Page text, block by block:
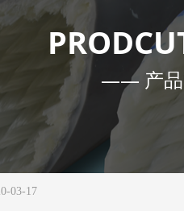
—— 产
03-17